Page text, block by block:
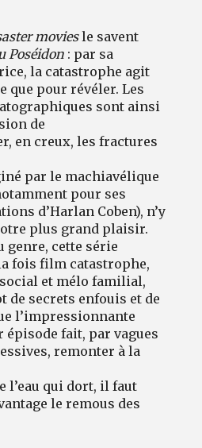
moviesle savent
Poséidon : par sa
la catastrophe agit
que pour révéler. Les
sont ainsi
de
en creux, les fractures
par le machiavélique
pour ses
d’Harlan Coben), n’y
plus grand plaisir.
genre, cette série
fois film catastrophe,
et mélo familial,
de secrets enfouis et de
l’impressionnante
fait, par vagues
remonter à la
l’eau qui dort, il faut
le remous des